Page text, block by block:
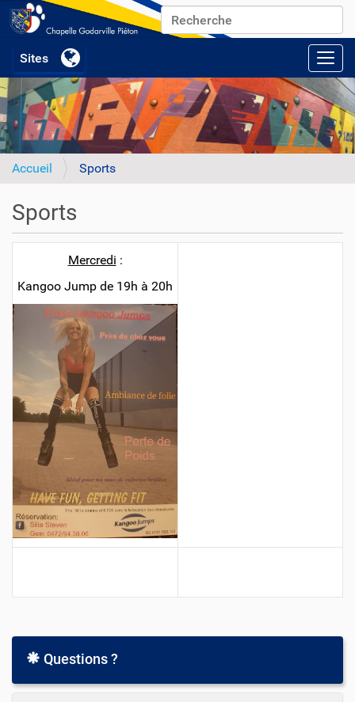
Chercher par
Recherche avancée…
Accueil Sports
Sports
Mercredi :
Kangoo Jump de 19h à 20h
Questions ?